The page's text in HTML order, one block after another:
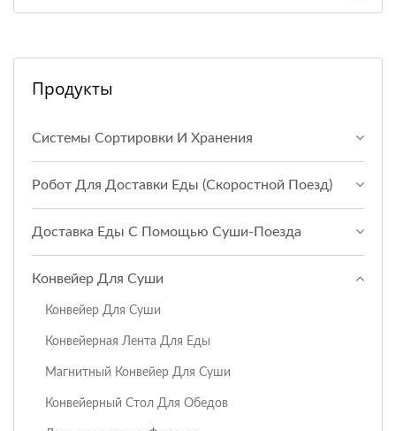
Продукты
Системы Сортировки И Хранения
Робот Для Доставки Еды (Скоростной Поезд)
Доставка Еды С Помощью Суши-Поезда
Конвейер Для Суши
Конвейер Для Суши
Конвейерная Лента Для Еды
Магнитный Конвейер Для Суши
Конвейерный Стол Для Обедов